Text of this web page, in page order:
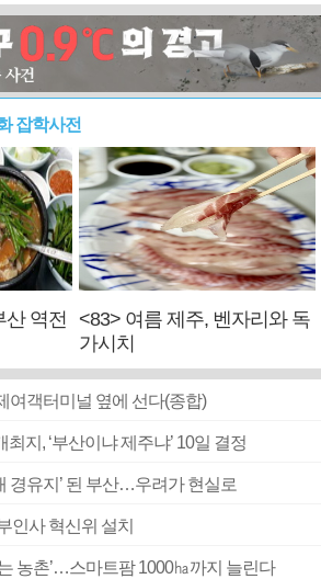
잡학사전
산 역전
<83> 여름 제주, 벤자리와 독
가시치
여객터미널 옆에 선다(종합)
지, ‘부산이냐 제주냐’ 10일 결정
경유지’ 된 부산…우려가 현실로
인사 혁신위 설치
농촌’…스마트팜 1000㏊까지 늘린다